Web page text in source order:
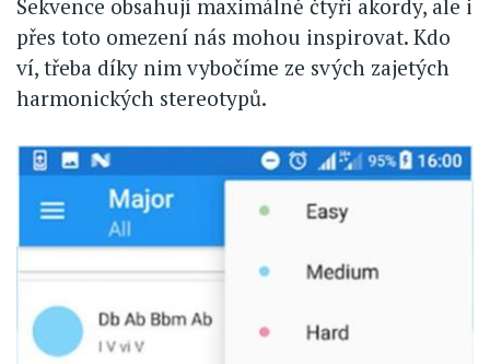
Sekvence obsahují maximálně čtyři akordy, ale i
přes toto omezení nás mohou inspirovat. Kdo
ví, třeba díky nim vybočíme ze svých zajetých
harmonických stereotypů.